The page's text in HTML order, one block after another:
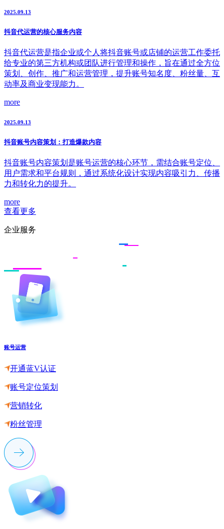
2025.09.13
抖音代运营的核心服务内容
抖音代运营是指企业或个人将抖音账号或店铺的运营工作委托
给专业的第三方机构或团队进行管理和操作，旨在通过全方位
策划、创作、推广和运营管理，提升账号知名度、粉丝量、互
动率及商业变现能力。
more
2025.09.13
抖音账号内容策划：打造爆款内容
抖音账号内容策划是账号运营的核心环节，需结合账号定位、
用户需求和平台规则，通过系统化设计实现内容吸引力、传播
力和转化力的提升。
more
查看更多
企业服务
账号运营
开通蓝V认证
账号定位策划
营销转化
粉丝管理